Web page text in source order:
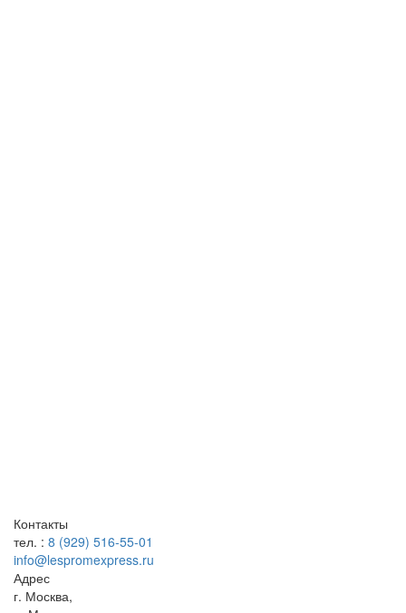
Контакты
тел. : 8 (929) 516-55-01
info@lespromexpress.ru
Адрес
г. Москва,